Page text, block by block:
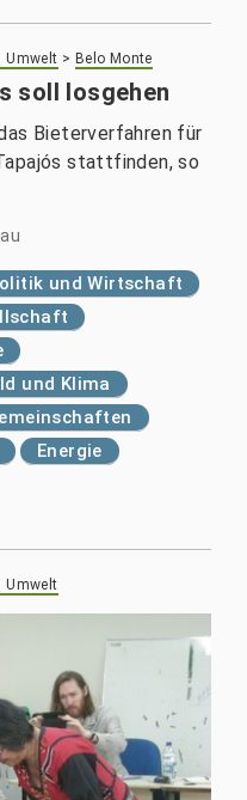
Umwelt > Belo Monte
soll losgehen
Bieterverfahren für
stattfinden, so
und Wirtschaft
und Klima
Energie
Umwelt